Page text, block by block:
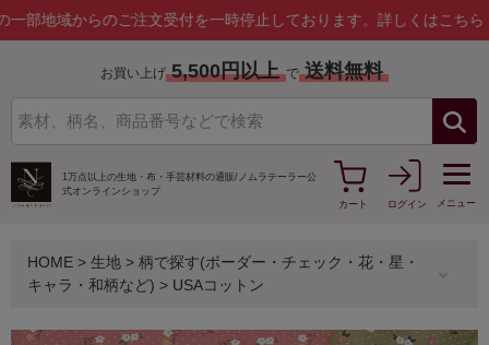
らのご注文受付を一時停止しております。詳しくはこちら
お買い上げ 5,500円以上 で 送料無料
1万点以上の生地・布・手芸材料の通販/ ノムラテーラー公
式オンラインショップ
カート
ログイン メニュー
HOME > 生地 > 柄で探す(ボーダー・チェック・花・星・
キャラ・和柄など) > USAコットン